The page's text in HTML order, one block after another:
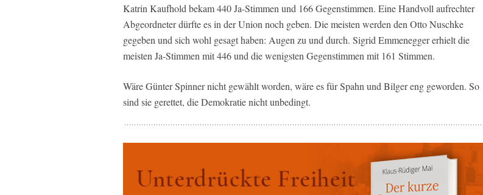
Katrin Kaufhold bekam 440 Ja-Stimmen und 166 Gegenstimmen. Eine Handvoll aufrechter
Abgeordneter dürfte es in der Union noch geben. Die meisten werden den Otto Nuschke
gegeben und sich wohl gesagt haben: Augen zu und durch. Sigrid Emmenegger erhielt die
meisten Ja-Stimmen mit 446 und die wenigsten Gegenstimmen mit 161 Stimmen.
Wäre Günter Spinner nicht gewählt worden, wäre es für Spahn und Bilger eng geworden. So
sind sie gerettet, die Demokratie nicht unbedingt.